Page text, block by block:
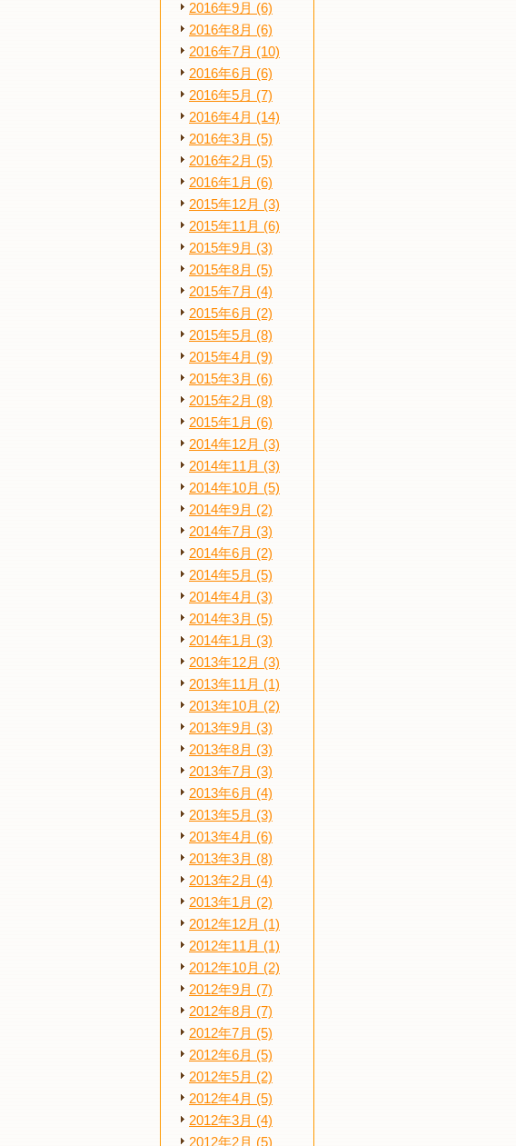
2016年9月 (6)
2016年8月 (6)
2016年7月 (10)
2016年6月 (6)
2016年5月 (7)
2016年4月 (14)
2016年3月 (5)
2016年2月 (5)
2016年1月 (6)
2015年12月 (3)
2015年11月 (6)
2015年9月 (3)
2015年8月 (5)
2015年7月 (4)
2015年6月 (2)
2015年5月 (8)
2015年4月 (9)
2015年3月 (6)
2015年2月 (8)
2015年1月 (6)
2014年12月 (3)
2014年11月 (3)
2014年10月 (5)
2014年9月 (2)
2014年7月 (3)
2014年6月 (2)
2014年5月 (5)
2014年4月 (3)
2014年3月 (5)
2014年1月 (3)
2013年12月 (3)
2013年11月 (1)
2013年10月 (2)
2013年9月 (3)
2013年8月 (3)
2013年7月 (3)
2013年6月 (4)
2013年5月 (3)
2013年4月 (6)
2013年3月 (8)
2013年2月 (4)
2013年1月 (2)
2012年12月 (1)
2012年11月 (1)
2012年10月 (2)
2012年9月 (7)
2012年8月 (7)
2012年7月 (5)
2012年6月 (5)
2012年5月 (2)
2012年4月 (5)
2012年3月 (4)
2012年2月 (5)